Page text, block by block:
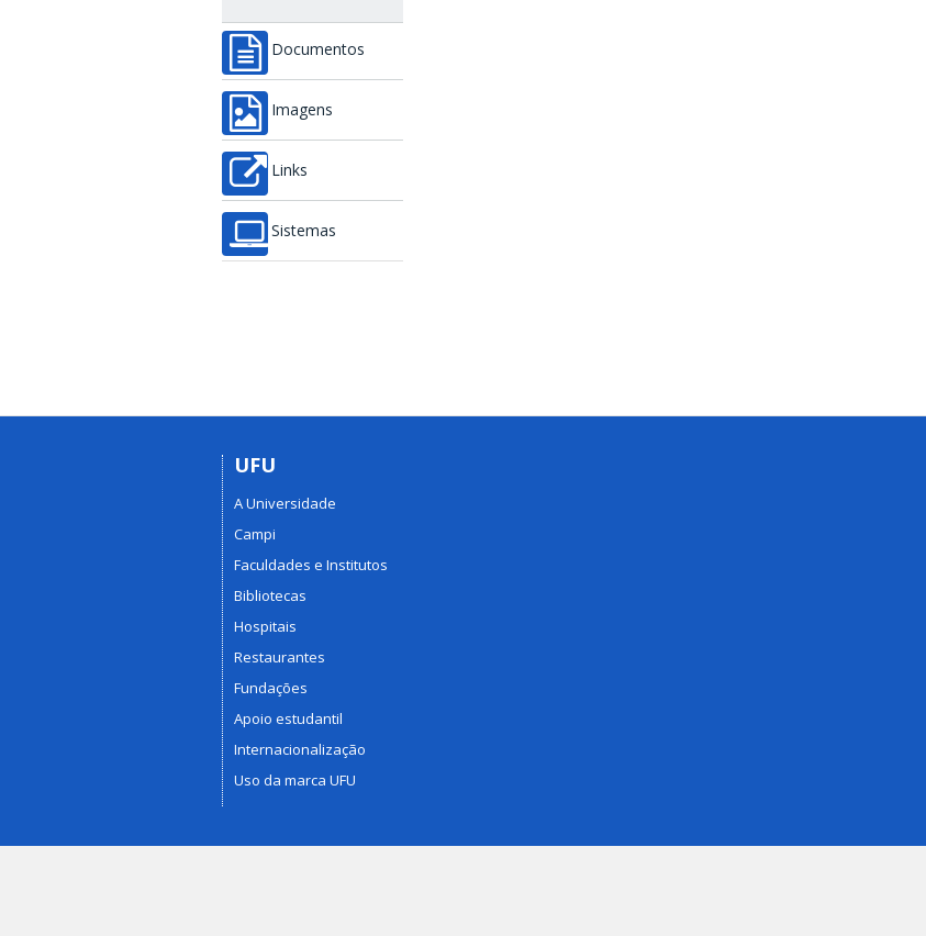
Documentos
Imagens
Links
Sistemas
UFU
A Universidade
Campi
Faculdades e Institutos
Bibliotecas
Hospitais
Restaurantes
Fundações
Apoio estudantil
Internacionalização
Uso da marca UFU